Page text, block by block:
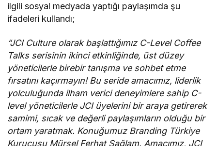
ilgili sosyal medyada yaptığı paylaşımda şu
ifadeleri kullandı;
“JCI Culture olarak başlattığımız C-Level Coffee
Talks serisinin ikinci etkinliğinde, üst düzey
yöneticilerle birebir tanışma ve sohbet etme
fırsatını kaçırmayın! Bu seride amacımız, liderlik
yolculuğunda ilham verici deneyimlere sahip C-
level yöneticilerle JCI üyelerini bir araya getirerek
samimi, sıcak ve değerli paylaşımların olduğu bir
ortam yaratmak. Konuğumuz Branding Türkiye
Kurucusu Mürsel Ferhat Sağlam. Amacımız, JCI